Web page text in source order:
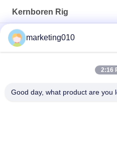
Kernboren Rig
SM75 Meerdoelige boormachine
Krachtige XY-6A
XY-200 Core Drilling Rig Ontdek
marketing010
2:16
Good day, what product are you